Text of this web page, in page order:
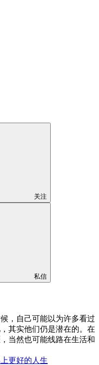
关注
私信
，自己可能以为许多看过
其实他们仍是潜在的。在
当然也可能线路在生活和
更好的人生